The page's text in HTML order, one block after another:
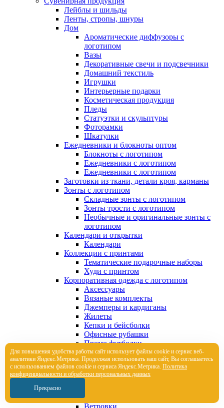
Лейблы и шильды
Ленты, стропы, шнуры
Дом
Ароматические диффузоры с
логотипом
Вазы
Декоративные свечи и подсвечники
Домашний текстиль
Игрушки
Интерьерные подарки
Косметическая продукция
Пледы
Статуэтки и скульптуры
Фоторамки
Шкатулки
Ежедневники и блокноты оптом
Блокноты с логотипом
Ежедневники с логотипом
Ежедневники с логотипом
Заготовки из ткани, детали кроя, карманы
Зонты с логотипом
Складные зонты с логотипом
Зонты трости с логотипом
Необычные и оригинальные зонты с
логотипом
Календари и открытки
Календари
Коллекции с принтами
Тематические подарочные наборы
Худи с принтом
Корпоративная одежда с логотипом
Аксессуары
Вязаные комплекты
Джемперы и кардиганы
Жилеты
Кепки и бейсболки
Офисные рубашки
Промо футболки
Толстовки с логотипом
Трикотажные шапки
Футболки поло
Футболки с логотипом
Брюки и шорты с логотипом
Для повышения удобства работы сайт использует файлы cookie и сервис веб-
аналитики Яндекс.Метрика. Продолжая использовать наш сайт, Вы соглашаетесь
с использованием файлов cookie и сервиса Яндекс.Метрика. Политика
конфиденциальности и обработки персональных данных
Прекрасно